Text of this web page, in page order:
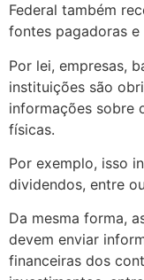
Federal também
fontes pagadoras
Por lei, empresas,
instituições são
informações sobre
físicas.
Por exemplo, isso
dividendos, entre
Da mesma forma,
devem enviar
financeiras dos